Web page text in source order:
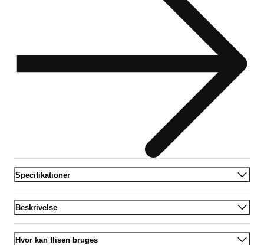
Specifikationer
Beskrivelse
Hvor kan flisen bruges